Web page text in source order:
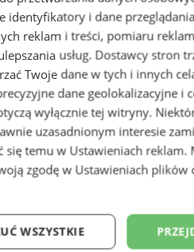
selektywne
w gminach
identyfikatory i dane
reklam i treści, pomiaru
usług. Dostawcy stron
Twoje dane w tych i innych
dane geolokalizacyjne i
wyłącznie tej witryny.
uzasadnionym interesie
się temu w Ustawieniach reklam.
zgodę w Ustawieniach plików
WSZYSTKIE